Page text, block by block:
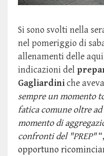
Si sono svolti nella
nel pomeriggio di
allenamenti delle
indicazioni del
Gagliardiniche
sempre un momento
fatica comune oltre
momento di
confronti del "PREP"
opportuno